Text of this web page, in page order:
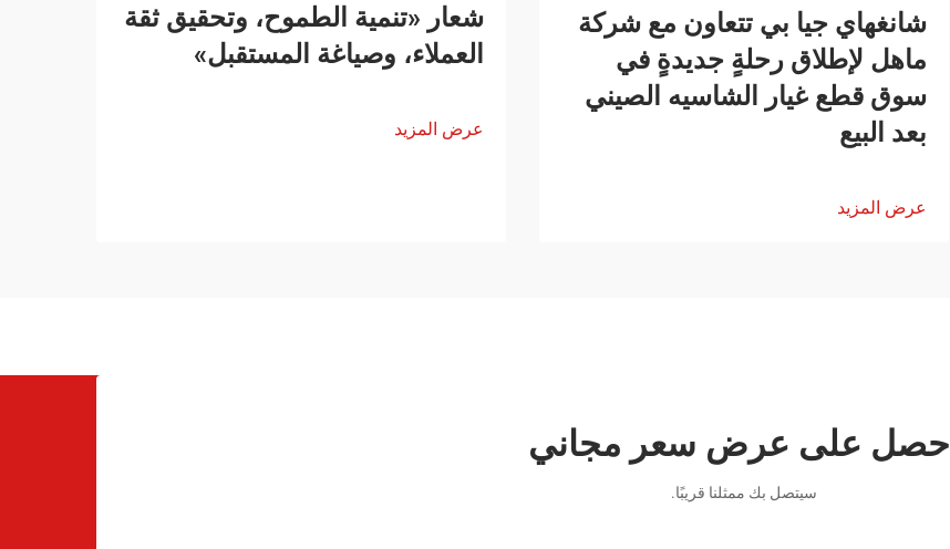
شانغهاي جيا بي تتعاون مع شركة
ماهل لإطلاق رحلةٍ جديدةٍ في
سوق قطع غيار الشاسيه الصيني
بعد البيع
عرض المزيد
شعار «تنمية الطموح، وتحقيق ثقة
العملاء، وصياغة المستقبل»
عرض المزيد
احصل على عرض سعر مجاني
سيتصل بك ممثلنا قريبًا.